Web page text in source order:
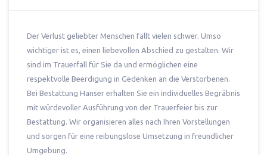
Der Verlust geliebter Menschen fällt vielen schwer. Umso
wichtiger ist es, einen liebevollen Abschied zu gestalten. Wir
sind im Trauerfall für Sie da und ermöglichen eine
respektvolle Beerdigung in Gedenken an die Verstorbenen.
Bei Bestattung Hanser erhalten Sie ein individuelles Begräbnis
mit würdevoller Ausführung von der Trauerfeier bis zur
Bestattung. Wir organisieren alles nach Ihren Vorstellungen
und sorgen für eine reibungslose Umsetzung in freundlicher
Umgebung.